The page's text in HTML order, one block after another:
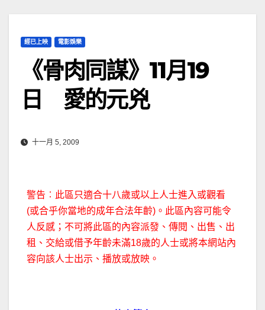
經已上映 電影娛樂
《骨肉同謀》11月19
日 愛的元兇
十一月 5, 2009
警告︰此區只適合十八歲或以上人士進入或觀看
(或合乎你當地的成年合法年齡)。此區內容可能令
人反感；不可將此區的內容派發、傳閱、出售、出
租、交給或借予年齡未滿18歲的人士或將本網站內
容向該人士出示、播放或放映。